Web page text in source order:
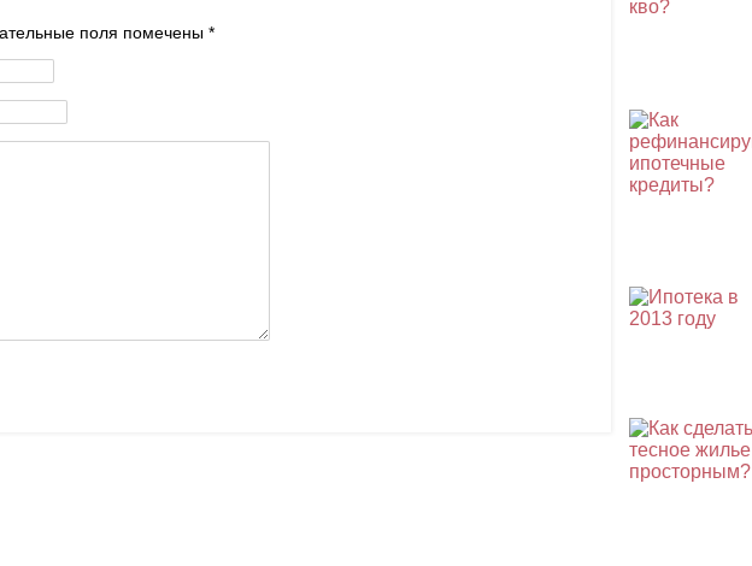
поля помечены *